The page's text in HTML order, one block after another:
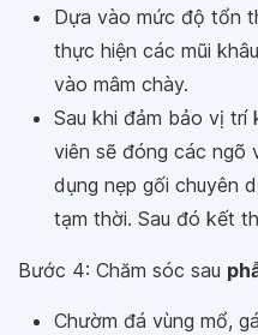
Dựa vào mức độ tổn
thực hiện các mũi
vào mâm chày.
Sau khi đảm bảo vị trí
viên sẽ đóng các ngõ
dụng nẹp gối chuyên
tạm thời. Sau đó kết
Bước 4: Chăm sóc sau
Chườm đá vùng mổ,